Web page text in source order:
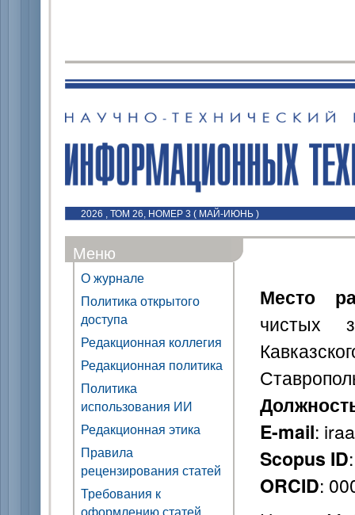
2026 , ТОМ 26, НОМЕР 3 ( МАЙ-ИЮНЬ )
Меню
О журнале
Политика открытого
доступа
Редакционная коллегия
Редакционная политика
Политика
использования ИИ
Редакционная этика
Правила
рецензирования статей
Требования к
Место
чистых
E-mail:
Scopus ID
ORCID: